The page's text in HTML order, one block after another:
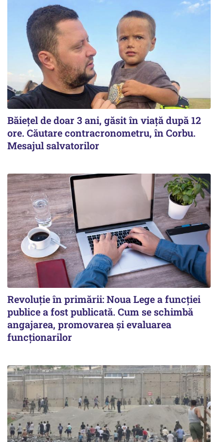
Băiețel de doar 3 ani, găsit în viață după 12
ore. Căutare contracronometru, în Corbu.
Mesajul salvatorilor
Revoluție în primării: Noua Lege a funcției
publice a fost publicată. Cum se schimbă
angajarea, promovarea și evaluarea
funcționarilor